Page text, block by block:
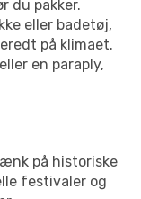
du pakker.
eller badetøj,
på klimaet.
en paraply,
på historiske
festivaler og